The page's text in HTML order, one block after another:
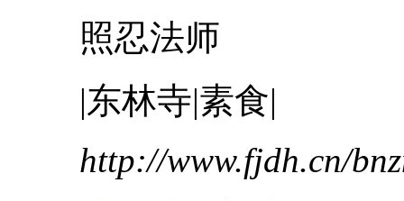
照忍法师
|东林寺|素食|
http://www.fjdh.cn/